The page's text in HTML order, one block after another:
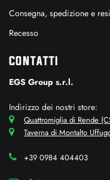
Consegna, spedizione e resi
Recesso
CONTATTI
EGS Group s.r.l.
Indirizzo dei nostri store:
Quattromiglia di Rende
Taverna di Montalto
+39 0984 404403